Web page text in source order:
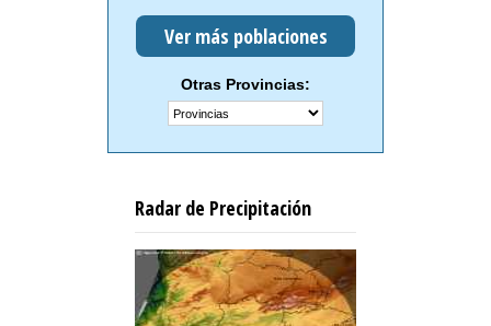
Ver más poblaciones
Otras Provincias:
Radar de Precipitación